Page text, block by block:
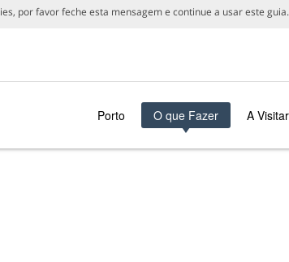
por favor feche esta mensagem e continue a usar este guia.
Porto O que Fazer A Visitar